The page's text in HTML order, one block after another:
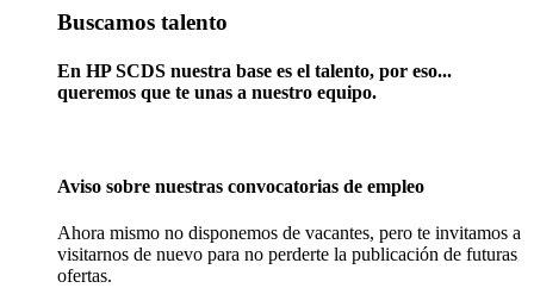
Buscamos talento
En HP SCDS nuestra base es el talento, por eso...
queremos que te unas a nuestro equipo.
Aviso sobre nuestras convocatorias de empleo
Ahora mismo no disponemos de vacantes, pero te invitamos a
visitarnos de nuevo para no perderte la publicación de futuras
ofertas.